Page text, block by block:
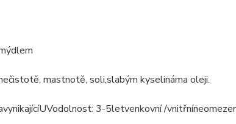
mastnotě, soli,slabým kyselináma oleji.
vynikajícíUVodolnost: 3-5letvenkovní /vnitřní